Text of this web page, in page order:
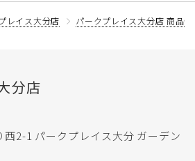
レイス大分店 パークプレイス大分店 商品
分店
2-1 パークプレイス大分 ガーデン